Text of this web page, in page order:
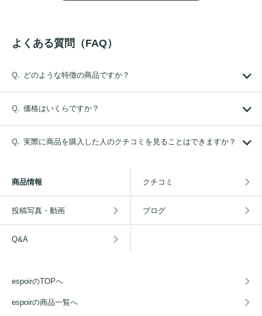
よくある質問（FAQ）
どのような特徴の商品ですか？
価格はいくらですか？
実際に商品を購入した人のクチコミを見ることはできますか？
商品情報 クチコミ
投稿写真・動画 ブログ
Q&A
espoirのTOPへ
espoirの商品一覧へ